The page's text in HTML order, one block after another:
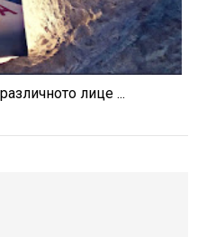
лице ...